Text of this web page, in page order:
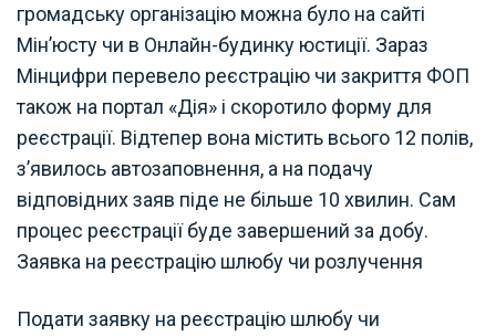
громадську організацію можна було на сайті
Мін’юсту чи в Онлайн-будинку юстиції. Зараз
Мінцифри перевело реєстрацію чи закриття ФОП
також на портал «Дія» і скоротило форму для
реєстрації. Відтепер вона містить всього 12 полів,
з’явилось автозаповнення, а на подачу
відповідних заяв піде не більше 10 хвилин. Сам
процес реєстрації буде завершений за добу.
Заявка на реєстрацію шлюбу чи розлучення
Подати заявку на реєстрацію шлюбу чи